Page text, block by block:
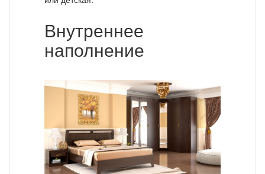
Внутреннее
наполнение